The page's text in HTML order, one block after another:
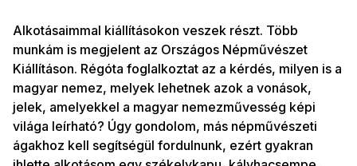
Alkotásaimmal kiállításokon veszek részt. Több
munkám is megjelent az Országos Népművészet
Kiállításon. Régóta foglalkoztat az a kérdés, milyen is a
magyar nemez, melyek lehetnek azok a vonások,
jelek, amelyekkel a magyar nemezművesség képi
világa leírható? Úgy gondolom, más népművészeti
ágakhoz kell segítségül fordulnunk, ezért gyakran